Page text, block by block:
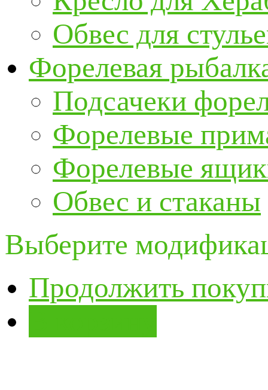
Обвес для
Форелевая
Подсачеки
Форелевые
Форелевые
Обвес и стаканы
Выберите
Продолжить